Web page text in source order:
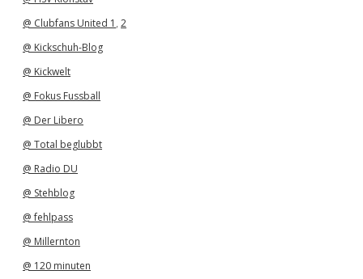
@ Clubfans United 1 , 2
@ Kickschuh-Blog
@ Kickwelt
@ Fokus Fussball
@ Der Libero
@ Total beglubbt
@ Radio DU
@ Stehblog
@ fehlpass
@ Millernton
@ 120 minuten